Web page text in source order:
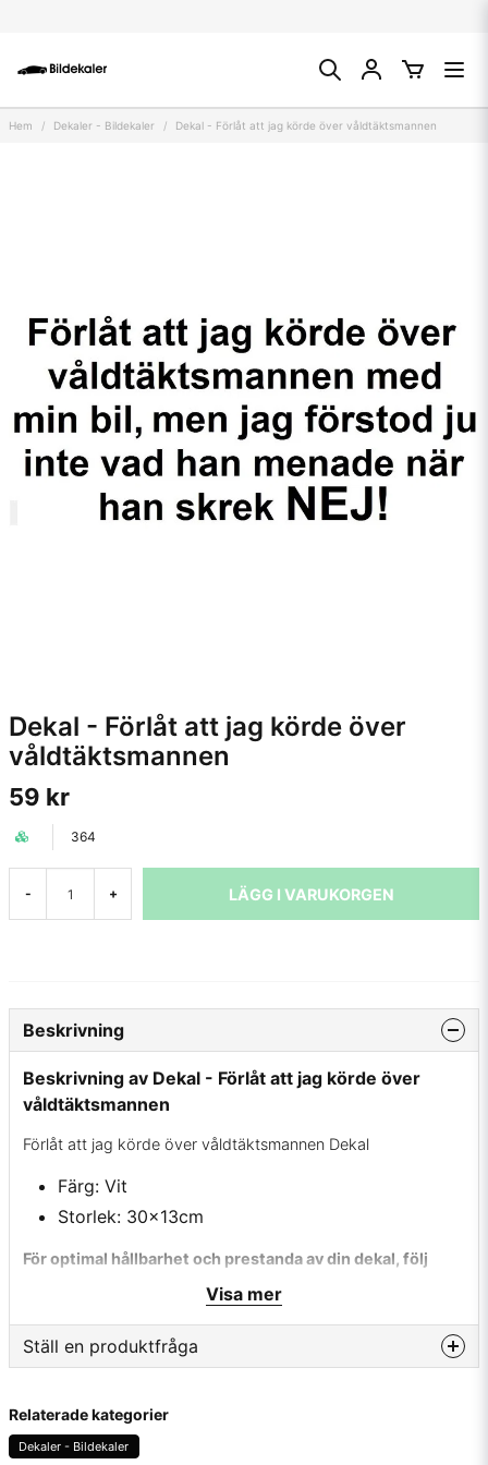
Hem Dekaler - Bildekaler Dekal - Förlåt att jag körde över våldtäktsmannen
Dekal - Förlåt att jag körde över
våldtäktsmannen
59 kr
364
- + LÄGG I VARUKORGEN
Beskrivning
Beskrivning av Dekal - Förlåt att jag körde över
våldtäktsmannen
Förlåt att jag körde över våldtäktsmannen Dekal
Färg: Vit
Storlek: 30x13cm
För optimal hållbarhet och prestanda av din dekal, följ
✔ Rengör först appliceringsytan noggrant för att undvika
fettrester.
grader för optimal vidhäftning.
✔ Ta bort skyddspappret varsamt utan att dra med vinyl.
Visa mer
Ställ en produktfråga
Fråga oss något om denna produkten...
Relaterade kategorier
Dekaler - Bildekaler